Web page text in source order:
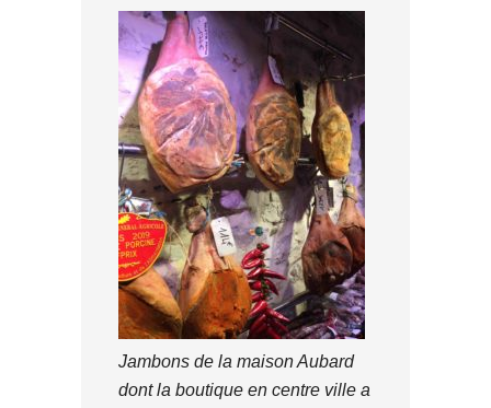
Jambons de la maison Aubard
dont la boutique en centre ville a